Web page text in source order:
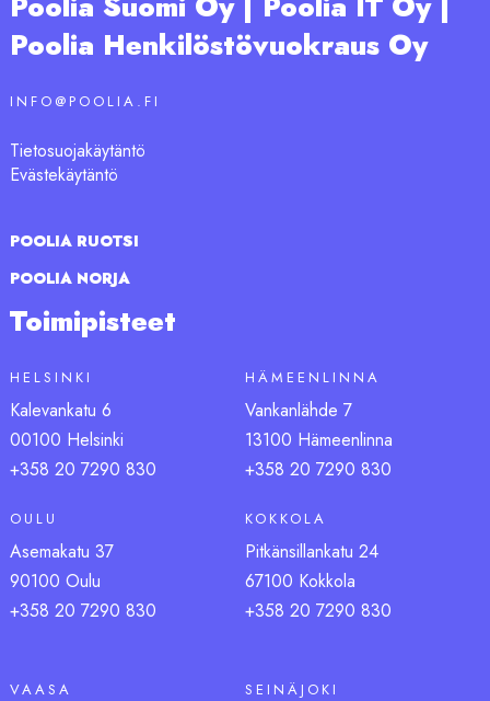
Poolia Henkilöstövuokraus Oy
INFO@POOLIA.FI
Tietosuojakäytäntö
Evästekäytäntö
POOLIA RUOTSI
POOLIA NORJA
Toimipisteet
HELSINKI
Kalevankatu 6
00100 Helsinki
+358 20 7290 830
HÄMEENLINNA
Vankanlähde 7
13100 Hämeenlinna
+358 20 7290 830
OULU
Asemakatu 37
90100 Oulu
+358 20 7290 830
KOKKOLA
Pitkänsillankatu 24
67100 Kokkola
+358 20 7290 830
VAASA SEINÄJOKI